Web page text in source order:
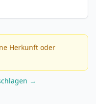
Herkunft oder
→